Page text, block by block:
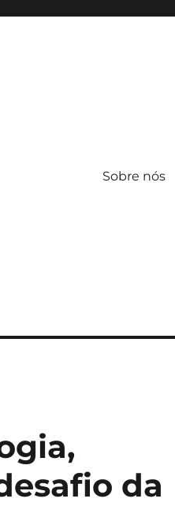
Sobre nós
da